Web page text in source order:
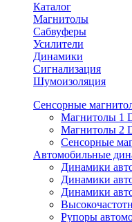
Каталог
Магнитолы
Сабвуферы
Усилители
Динамики
Сигнализация
Шумоизоляция
Сенсорные
Магнитолы 1
Магнитолы 2
Сенсорные
Автомобильные
Динамики
Динамики
Динамики
Рупоры